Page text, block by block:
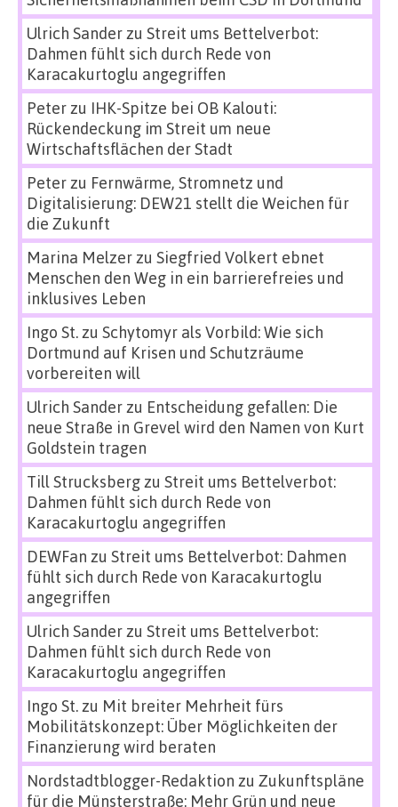
Ulrich Sanderzu Streit ums Bettelverbot:
Dahmen fühlt sich durch Rede von
Karacakurtoglu angegriffen
Peterzu IHK-Spitze bei OB Kalouti:
Rückendeckung im Streit um neue
Wirtschaftsflächen der Stadt
Peterzu Fernwärme, Stromnetz und
Digitalisierung: DEW21 stellt die Weichen für
die Zukunft
Marina Melzerzu Siegfried Volkert ebnet
Menschen den Weg in ein barrierefreies und
inklusives Leben
Ingo St.zu Schytomyr als Vorbild: Wie sich
Dortmund auf Krisen und Schutzräume
vorbereiten will
Ulrich Sanderzu Entscheidung gefallen: Die
neue Straße in Grevel wird den Namen von Kurt
Goldstein tragen
Till Strucksbergzu Streit ums Bettelverbot:
Dahmen fühlt sich durch Rede von
Karacakurtoglu angegriffen
DEWFan zu Streit ums Bettelverbot: Dahmen
fühlt sich durch Rede von Karacakurtoglu
angegriffen
Ulrich Sanderzu Streit ums Bettelverbot:
Dahmen fühlt sich durch Rede von
Karacakurtoglu angegriffen
Ingo St.zu Mit breiter Mehrheit fürs
Mobilitätskonzept: Über Möglichkeiten der
Finanzierung wird beraten
Nordstadtblogger-Redaktion zu Zukunftspläne
für die Münsterstraße: Mehr Grün und neue